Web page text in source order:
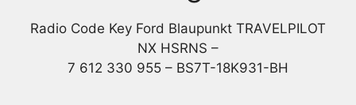
Radio Code Key Ford Blaupunkt TRAVELPILOT
NX HSRNS –
7 612 330 955 – BS7T-18K931-BH